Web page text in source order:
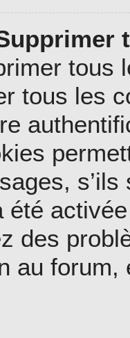
tous les
été
des
au